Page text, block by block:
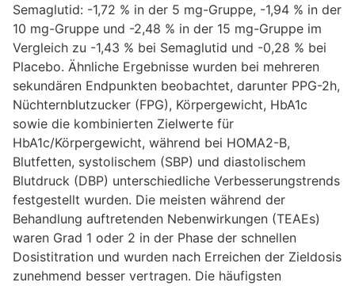
Semaglutid: -1,72 % in der 5 mg-Gruppe, -1,94 % in der
10 mg-Gruppe und -2,48 % in der 15 mg-Gruppe im
Vergleich zu -1,43 % bei Semaglutid und -0,28 % bei
Placebo. Ähnliche Ergebnisse wurden bei mehreren
sekundären Endpunkten beobachtet, darunter PPG-2h,
Nüchternblutzucker (FPG), Körpergewicht, HbA1c
sowie die kombinierten Zielwerte für
HbA1c/Körpergewicht, während bei HOMA2-B,
Blutfetten, systolischem (SBP) und diastolischem
Blutdruck (DBP) unterschiedliche Verbesserungstrends
festgestellt wurden. Die meisten während der
Behandlung auftretenden Nebenwirkungen (TEAEs)
waren Grad 1 oder 2 in der Phase der schnellen
Dosistitration und wurden nach Erreichen der Zieldosis
zunehmend besser vertragen. Die häufigsten